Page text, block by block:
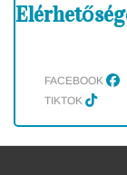
FACEBOOK
TIKTOK